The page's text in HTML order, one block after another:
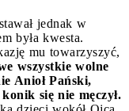
jednak w
była kwesta.
mu towarzyszyć,
wszystkie wolne
Anioł Pański,
się nie męczył.